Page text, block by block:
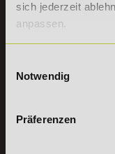
sich jederzeit
anpassen.
Notwendig
Präferenzen
DeLSt GmbH -
Willy-Brandt-Platz 2
71522
Erreichbarkeit:
Samstag: 9:00 - 15:00 Uhr